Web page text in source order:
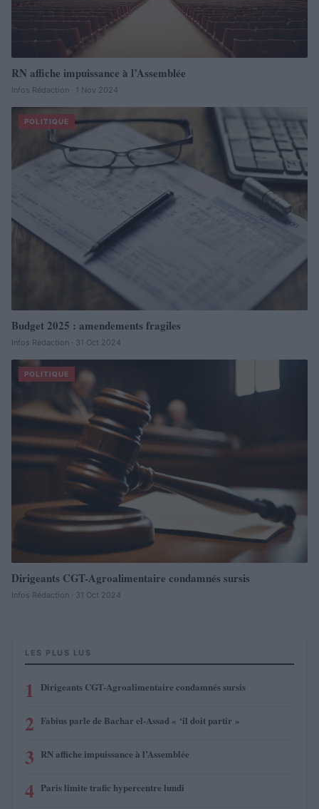
RN affiche impuissance à l’Assemblée
Infos Rédaction · 1 Nov 2024
POLITIQUE
Budget 2025 : amendements fragiles
Infos Rédaction · 31 Oct 2024
POLITIQUE
Dirigeants CGT-Agroalimentaire condamnés sursis
Infos Rédaction · 31 Oct 2024
LES PLUS LUS
1 Dirigeants CGT-Agroalimentaire condamnés sursis
2 Fabius parle de Bachar el-Assad « ‘il doit partir »
3 RN affiche impuissance à l’Assemblée
4 Paris limite trafic hypercentre lundi